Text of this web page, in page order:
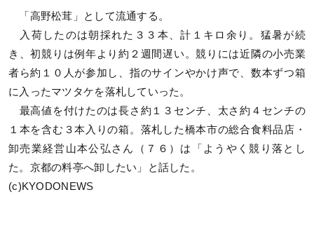
「高野松茸」として流通する。
入荷したのは朝採れた３３本、計１キロ余り。猛暑が続
き、初競りは例年より約２週間遅い。競りには近隣の小売業
者ら約１０人が参加し、指のサインやかけ声で、数本ずつ箱
に入ったマツタケを落札していった。
最高値を付けたのは長さ約１３センチ、太さ約４センチの
１本を含む３本入りの箱。落札した橋本市の総合食料品店・
卸売業経営山本公弘さん（７６）は「ようやく競り落とし
た。京都の料亭へ卸したい」と話した。
(c)KYODONEWS